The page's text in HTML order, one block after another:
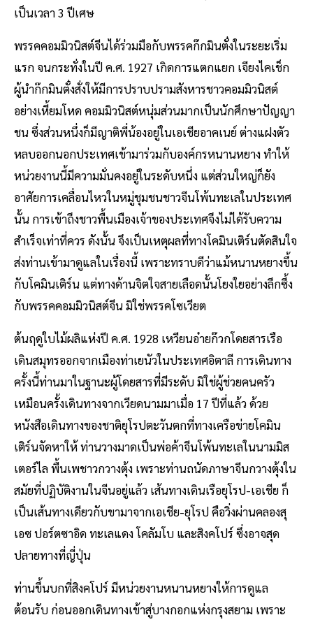
เป็นเวลา 3 ปีเศษ
พรรคคอมมิวนิสต์จีนได้ร่วมมือกับพรรคก๊กมินตั๋งในระยะเริ่ม
แรก จนกระทั่งในปี ค.ศ. 1927 เกิดการแตกแยก เจียงไคเช็ก
ผู้นำก๊กมินตั๋งสั่งให้มีการปราบปรามสังหารชาวคอมมิวนิสต์
อย่างเหี้ยมโหด คอมมิวนิสต์หนุ่มส่วนมากเป็นนักศึกษาปัญญา
ชน ซึ่งส่วนหนึ่งก็มีญาติพี่น้องอยู่ในเอเชียอาคเนย์ ต่างแฝงตัว
หลบออกนอกประเทศเข้ามาร่วมกับองค์กรหนานหยาง ทำให้
หน่วยงานนี้มีความมั่นคงอยู่ในระดับหนึ่ง แต่ส่วนใหญ่ก็ยัง
อาศัยการเคลื่อนไหวในหมู่ชุมชนชาวจีนโพ้นทะเลในประเทศ
นั้น การเข้าถึงชาวพื้นเมืองเจ้าของประเทศจึงไม่ได้รับความ
สำเร็จเท่าที่ควร ดังนั้น จึงเป็นเหตุผลที่ทางโคมินเติร์นตัดสินใจ
ส่งท่านเข้ามาดูแลในเรื่องนี้ เพราะทราบดีว่าแม้หนานหยางขึ้น
กับโคมินเติร์น แต่ทางด้านจิตใจสายเลือดนั้นโยงใยอย่างลึกซึ้ง
กับพรรคคอมมิวนิสต์จีน มิใช่พรรคโซเวียต
ต้นฤดูใบไม้ผลิแห่งปี ค.ศ. 1928 เหวียนอ๋ายก๊วกโดยสารเรือ
เดินสมุทรออกจากเมืองท่าเยนัวในประเทศอิตาลี การเดินทาง
ครั้งนี้ท่านมาในฐานะผู้โดยสารที่มีระดับ มิใช่ผู้ช่วยคนครัว
เหมือนครั้งเดินทางจากเวียดนามมาเมื่อ 17 ปีที่แล้ว ด้วย
หนังสือเดินทางของชาติยุโรปตะวันตกที่ทางเครือข่ายโคมิน
เติร์นจัดหาให้ ท่านวางมาดเป็นพ่อค้าจีนโพ้นทะเลในนามมิส
เตอร์ไล พื้นเพชาวกวางตุ้ง เพราะท่านถนัดภาษาจีนกวางตุ้งใน
สมัยที่ปฏิบัติงานในจีนอยู่แล้ว เส้นทางเดินเรือยุโรป-เอเชีย ก็
เป็นเส้นทางเดียวกับขามาจากเอเชีย-ยุโรป คือวิ่งผ่านคลองสุ
เอซ ปอร์ตซาอิด ทะเลแดง โคลัมโบ และสิงคโปร์ ซึ่งอาจสุด
ปลายทางที่ญี่ปุ่น
ท่านขึ้นบกที่สิงคโปร์ มีหน่วยงานหนานหยางให้การดูแล
ต้อนรับ ก่อนออกเดินทางเข้าสู่บางกอกแห่งกรุงสยาม เพราะ